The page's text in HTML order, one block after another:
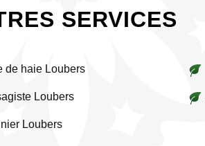
SERVICES
de haie Loubers
Loubers
Loubers